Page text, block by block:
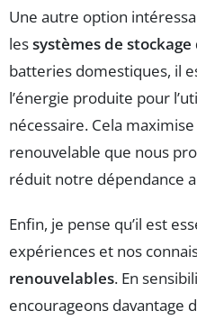
Une autre option
lessystèmes de stockage
batteries domestiques, il
l’énergie produite pour
nécessaire. Cela
renouvelable que nous
réduit notre dépendance
Enfin, je pense qu’il est
expériences et nos
renouvelables. En
encourageons davantage